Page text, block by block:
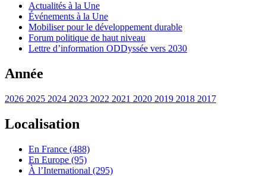
Actualités à la Une
Événements à la Une
Mobiliser pour le développement durable
Forum politique de haut niveau
Lettre d’information ODDyssée vers 2030
Année
2026 2025 2024 2023 2022 2021 2020 2019 2018 2017
Localisation
En France (488)
En Europe (95)
À l’International (295)